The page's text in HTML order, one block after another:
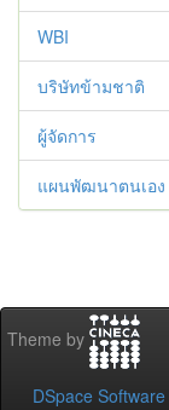
WBI
บริษัทข้ามชาติ
ผู้จัดการ
แผนพัฒนาตนเอง
Theme by
DSpace Software